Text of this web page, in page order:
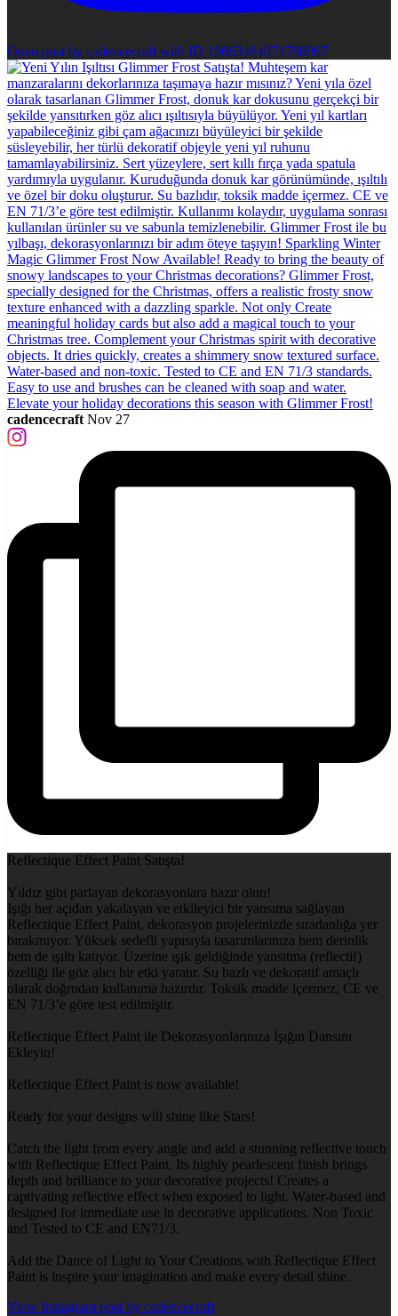
Open post by cadencecraft with ID 18063464071788067
cadencecraft Nov 27
Reflectique Effect Paint Satışta!
Yıldız gibi parlayan dekorasyonlara hazır olun!
Işığı her açıdan yakalayan ve etkileyici bir yansıma sağlayan
Reflectique Effect Paint, dekorasyon projelerinizde sıradanlığa yer
bırakmıyor. Yüksek sedefli yapısıyla tasarımlarınıza hem derinlik
hem de ışıltı katıyor. Üzerine ışık geldiğinde yansıtma (reflectif)
özelliği ile göz alıcı bir etki yaratır. Su bazlı ve dekoratif amaçlı
olarak doğrudan kullanıma hazırdır. Toksik madde içermez, CE ve
EN 71/3’e göre test edilmiştir.
Reflectique Effect Paint ile Dekorasyonlarınıza Işığın Dansını
Ekleyin!
Reflectique Effect Paint is now available!
Ready for your designs will shine like Stars!
Catch the light from every angle and add a stunning reflective touch
with Reflectique Effect Paint. Its highly pearlescent finish brings
depth and brilliance to your decorative projects! Creates a
captivating reflective effect when exposed to light. Water-based and
designed for immediate use in decorative applications. Non Toxic
and Tested to CE and EN71/3.
Add the Dance of Light to Your Creations with Reflectique Effect
Paint is inspire your imagination and make every detail shine.
View Instagram post by cadencecraft